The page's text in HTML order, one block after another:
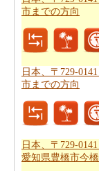
べての情報が必
市高須町から日
ックしてくだ
町から日本、
の旅行を計画す
道路で旅行す
島県尾道市高
は飛ぶことが
広島県尾道市高
市までの方向
日本、〒729-
市までの方向
日本、〒729-
愛知県豊橋市今